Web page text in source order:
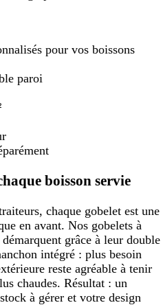
pour vos boissons
paroi
boisson servie
chaque gobelet est une
en avant. Nos gobelets à
grâce à leur double
intégré : plus besoin
reste agréable à tenir
chaudes. Résultat : un
à gérer et votre design